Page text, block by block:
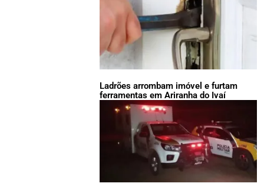
Ladrões arrombam imóvel e furtam
ferramentas em Ariranha do Ivaí